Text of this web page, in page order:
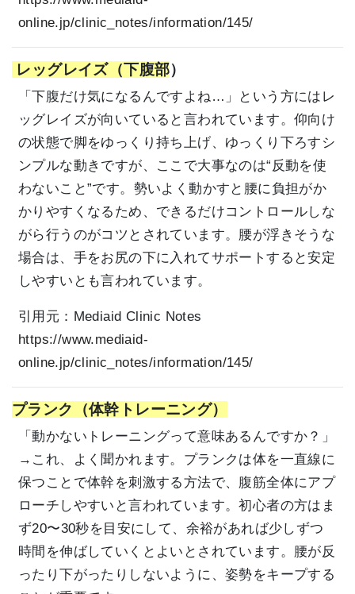
online.jp/clinic_notes/information/145/
レッグレイズ（下腹部）
「下腹だけ気になるんですよね…」という方にはレ
ッグレイズが向いていると言われています。仰向け
の状態で脚をゆっくり持ち上げ、ゆっくり下ろすシ
ンプルな動きですが、ここで大事なのは“反動を使
わないこと”です。勢いよく動かすと腰に負担がか
かりやすくなるため、できるだけコントロールしな
がら行うのがコツとされています。腰が浮きそうな
場合は、手をお尻の下に入れてサポートすると安定
しやすいとも言われています。
引用元： Mediaid Clinic Notes
https://www.mediaid-
online.jp/clinic_notes/information/145/
プランク（体幹トレーニング）
「動かないトレーニングって意味あるんですか？」
→これ、よく聞かれます。プランクは体を一直線に
保つことで体幹を刺激する方法で、腹筋全体にアプ
ローチしやすいと言われています。初心者の方はま
ず20〜30秒を目安にして、余裕があれば少しずつ
時間を伸ばしていくとよいとされています。腰が反
ったり下がったりしないように、姿勢をキープする